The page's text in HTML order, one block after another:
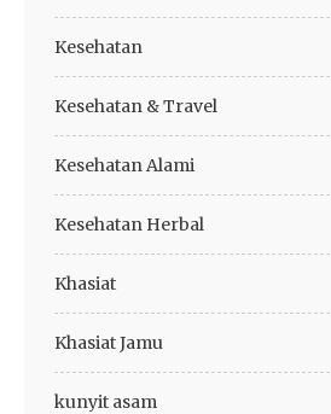
Kesehatan
Kesehatan & Travel
Kesehatan Alami
Kesehatan Herbal
Khasiat
Khasiat Jamu
kunyit asam